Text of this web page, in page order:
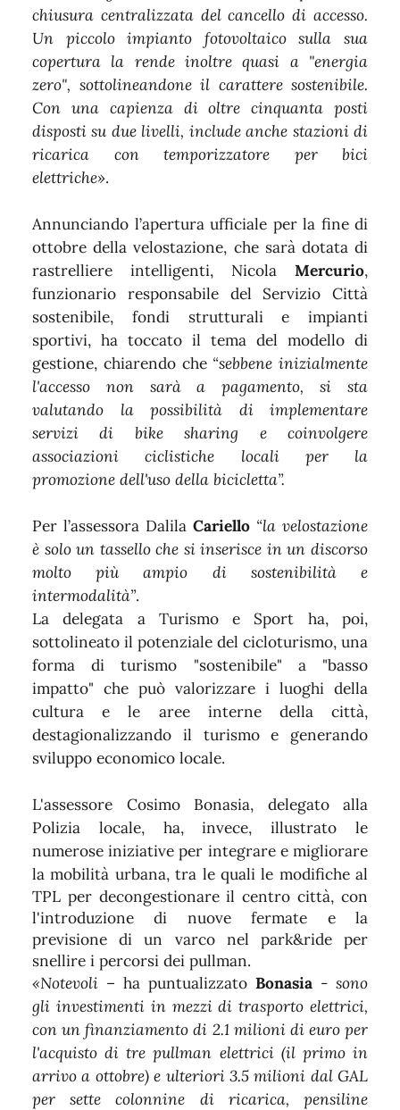
chiusura centralizzata del cancello di accesso.
Un piccolo impianto fotovoltaico sulla sua
copertura la rende inoltre quasi a "energia
zero", sottolineandone il carattere sostenibile.
Con una capienza di oltre cinquanta posti
disposti su due livelli, include anche stazioni di
ricarica con temporizzatore per bici
elettriche».
Annunciando l’apertura ufficiale per la fine di
ottobre della velostazione, che sarà dotata di
rastrelliere intelligenti, Nicola Mercurio,
funzionario responsabile del Servizio Città
sostenibile, fondi strutturali e impianti
sportivi, ha toccato il tema del modello di
gestione, chiarendo che “sebbene inizialmente
l'accesso non sarà a pagamento, si sta
valutando la possibilità di implementare
servizi di bike sharing e coinvolgere
associazioni ciclistiche locali per la
promozione dell'uso della bicicletta”.
Per l’assessora Dalila Cariello “la velostazione
è solo un tassello che si inserisce in un discorso
molto più ampio di sostenibilità e
intermodalità”.
La delegata a Turismo e Sport ha, poi,
sottolineato il potenziale del cicloturismo, una
forma di turismo "sostenibile" a "basso
impatto" che può valorizzare i luoghi della
cultura e le aree interne della città,
destagionalizzando il turismo e generando
sviluppo economico locale.
L'assessore Cosimo Bonasia, delegato alla
Polizia locale, ha, invece, illustrato le
numerose iniziative per integrare e migliorare
la mobilità urbana, tra le quali le modifiche al
TPL per decongestionare il centro città, con
l'introduzione di nuove fermate e la
previsione di un varco nel park&ride per
snellire i percorsi dei pullman.
«Notevoli – ha puntualizzato Bonasia - sono
gli investimenti in mezzi di trasporto elettrici,
con un finanziamento di 2.1 milioni di euro per
l'acquisto di tre pullman elettrici (il primo in
arrivo a ottobre) e ulteriori 3.5 milioni dal GAL
per sette colonnine di ricarica, pensiline